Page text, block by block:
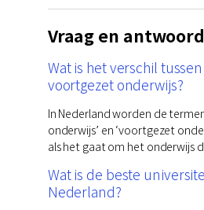
Vraag en antwoord
Wat is het verschil
voortgezet onderwijs?
In Nederland worden de
onderwijs’ en ‘voortgezet
als het gaat om het onderwijs
Wat is de beste
Nederland?